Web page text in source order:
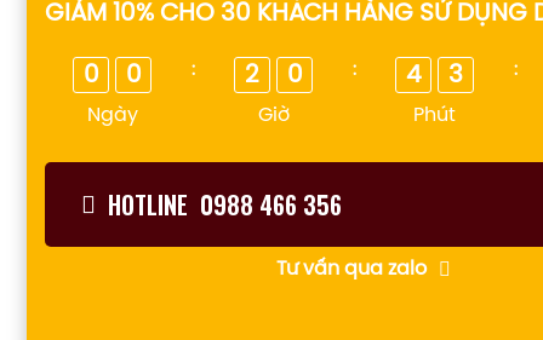
GIẢM 10% CHO 30 KHÁCH HÀNG SỬ DỤNG
0 0
Ngày
: 2 0
Giờ
: 4 3
Phút
:
HOTLINE 0988 466 356
Tư vấn qua zalo